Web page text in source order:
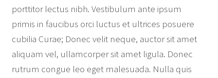
porttitor lectus nibh. Vestibulum ante ipsum
primis in faucibus orci luctus et ultrices posuere
cubilia Curae; Donec velit neque, auctor sit amet
aliquam vel, ullamcorper sit amet ligula. Donec
rutrum congue leo eget malesuada. Nulla quis